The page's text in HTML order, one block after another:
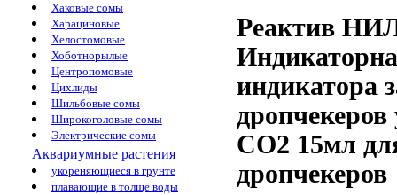
Хаковые сомы
Харациновые
Хелостомовые
Хоботнорылые
Центропомовые
Цихлиды
Шильбовые сомы
Широкоголовые сомы
Электрические сомы
Аквариумные растения
укореняющиеся в грунте
плавающие в толще воды
Реактив
индикатора
дропчекеров
CO2 15мл
дропчекеров